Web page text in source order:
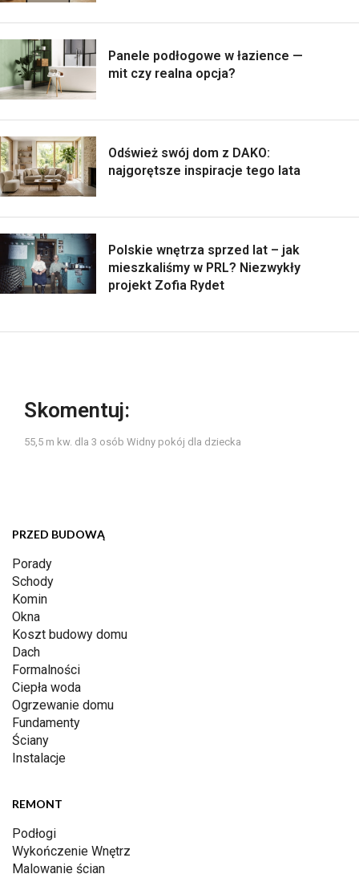
Panele podłogowe w łazience —
mit czy realna opcja?
Odśwież swój dom z DAKO:
najgorętsze inspiracje tego lata
Polskie wnętrza sprzed lat – jak
mieszkaliśmy w PRL? Niezwykły
projekt Zofia Rydet
Skomentuj:
55,5 m kw. dla 3 osób Widny pokój dla dziecka
PRZED BUDOWĄ
Porady
Schody
Komin
Okna
Koszt budowy domu
Dach
Formalności
Ciepła woda
Ogrzewanie domu
Fundamenty
Ściany
Instalacje
REMONT
Podłogi
Wykończenie Wnętrz
Malowanie ścian